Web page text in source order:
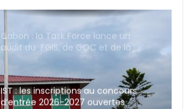
IST : les inscriptions au concours
d’entrée 2026-2027 ouvertes
jusqu’au 31 août
Libreville : plus d’une tonne de
cannabis saisie